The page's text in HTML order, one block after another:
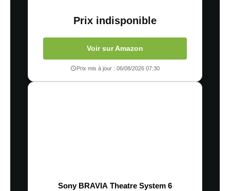
Prix indisponible
Voir sur Amazon
Prix mis à jour : 06/08/2026 07:30
Sony BRAVIA Theatre System 6